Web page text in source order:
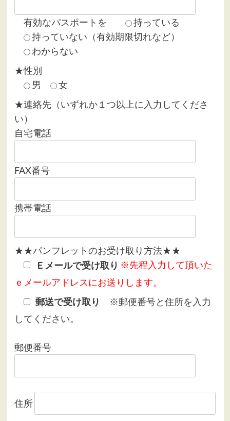
有効なパスポートを
持っている
持っていない（有効期限切れなど）
わからない
★性別
男
女
★連絡先（いずれか１つ以上に入力してくださ
い）
自宅電話
FAX番号
携帯電話
★★パンフレットのお受け取り方法★★
Ｅメールで受け取り ※先程入力して頂いた
ｅメールアドレスにお送りします。
郵送で受け取り
※郵便番号と住所を入力
してください。
郵便番号
住所